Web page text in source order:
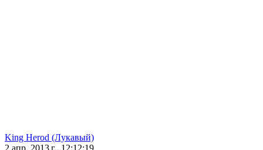
King Herod (Лукавый)